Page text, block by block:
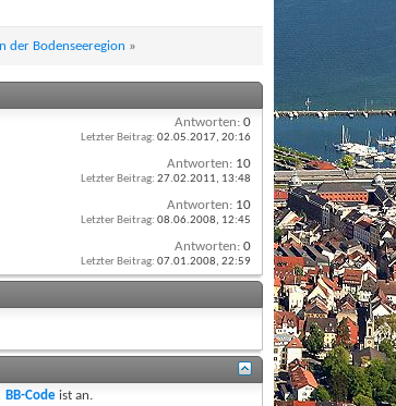
der Bodenseeregion »
Antworten: 0
Letzter Beitrag: 02.05.2017, 20:16
Antworten: 10
Letzter Beitrag: 27.02.2011, 13:48
Antworten: 10
Letzter Beitrag: 08.06.2008, 12:45
Antworten: 0
Letzter Beitrag: 07.01.2008, 22:59
BB-Code istan.